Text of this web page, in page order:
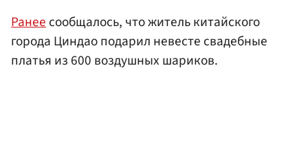
Ранее сообщалось, что житель китайского
города Циндао подарил невесте свадебные
платья из 600 воздушных шариков.